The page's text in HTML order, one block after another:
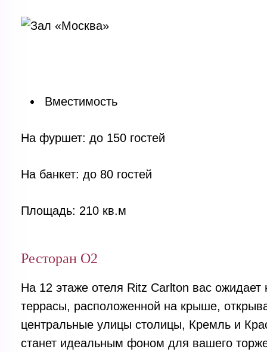
Вместимость
На фуршет: до 150 гостей
На банкет: до 80 гостей
Площадь: 210 кв.м
Ресторан O2
На 12 этаже отеля Ritz Carlton вас
террасы, расположенной на крыше,
центральные улицы столицы, Кремль и
станет идеальным фоном для вашего